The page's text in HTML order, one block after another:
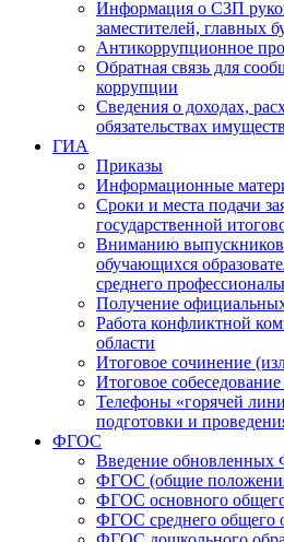
Информация о СЗП
заместителей, главных
Антикоррупционное
Обратная связь для
коррупции
Сведения о доходах,
обязательствах
ГИА
Приказы
Информационные
Сроки и места подачи
государственной
Вниманию
обучающихся
среднего
Получение
Работа конфликтной
области
Итоговое сочинение
Итоговое
Телефоны «горячей
подготовки и
ФГОС
Введение
ФГОС (общие
ФГОС основного
ФГОС среднего общего